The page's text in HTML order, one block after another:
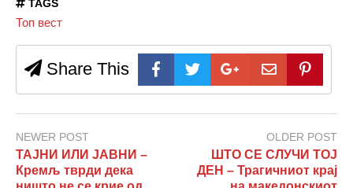
TAGS
Топ вест
Share This
NEWER POST
ТАЈНИ ИЛИ ЈАВНИ –
Кремљ тврди дека
OLDER POST
ШТО СЕ СЛУЧИ ТОЈ
ДЕН – Трагичниот крај